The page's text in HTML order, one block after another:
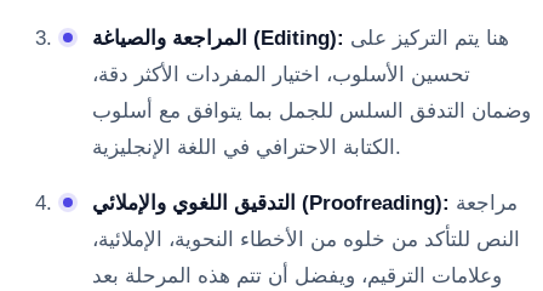
المراجعة والصياغة (Editing):
تحسين الأسلوب، اختيار المفردات الأكثر دقة،
وضمان التدفق السلس للجمل بما يتوافق مع أسلوب
الكتابة الاحترافي في اللغة الإنجليزية.
التدقيق اللغوي والإملائي (Proofreading):
النص للتأكد من خلوه من الأخطاء النحوية، الإملائية،
وعلامات الترقيم، ويفضل أن تتم هذه المرحلة بعد